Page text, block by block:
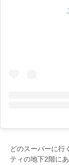
どのスーパーに行
ティの地下2階に